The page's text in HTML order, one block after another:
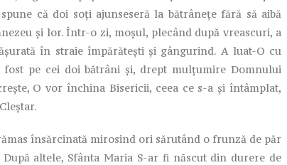
că doi soți ajunseseră la bătrânețe fără să aibă
și lor. Într-o zi, moșul, plecând după vreascuri, a
în straie împărătești și gângurind. A luat-O cu
fost pe cei doi bătrâni și, drept mulțumire Domnului
O vor închina Bisericii, ceea ce s-a și întâmplat,
însărcinată mirosind ori sărutând o frunză de păr
altele, Sfânta Maria S-ar fi născut din durere de